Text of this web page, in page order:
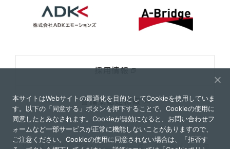
採用情報
警備業認定標識
サイト運営方針 プライバシーポリシー Cookieポリシー
本サイトはWebサイトの最適化を目的としてCookieを使用していま
す。以下の「同意する」ボタンを押下することで、Cookieの使用に
同意したとみなされます。Cookieが無効になると、お問い合わせフ
ォームなど一部サービスが正常に機能しないことがありますので、
ご注意ください。Cookieの使用に同意されない場合は、「拒否す